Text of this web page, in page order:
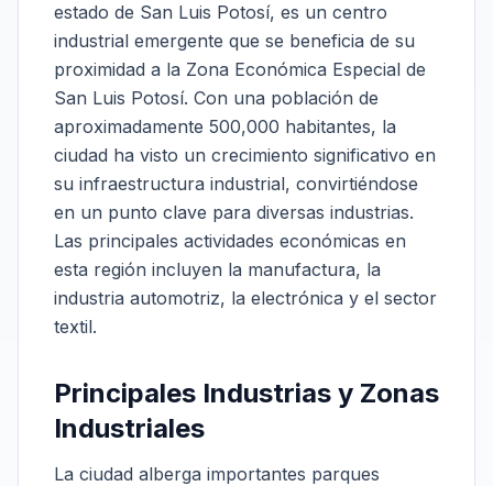
estado de San Luis Potosí, es un centro
industrial emergente que se beneficia de su
proximidad a la Zona Económica Especial de
San Luis Potosí. Con una población de
aproximadamente 500,000 habitantes, la
ciudad ha visto un crecimiento significativo en
su infraestructura industrial, convirtiéndose
en un punto clave para diversas industrias.
Las principales actividades económicas en
esta región incluyen la manufactura, la
industria automotriz, la electrónica y el sector
textil.
Principales Industrias y Zonas
Industriales
La ciudad alberga importantes parques